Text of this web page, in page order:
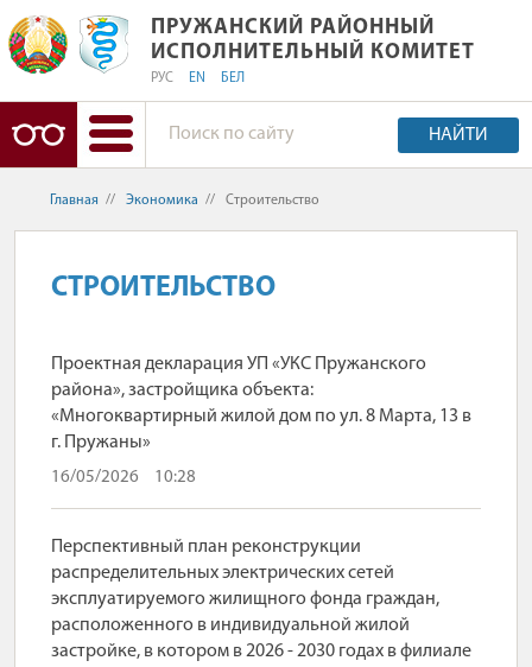
ПРУЖАНСКИЙ РАЙОННЫЙ
ПРУЖАНСКИЙ РАЙОННЫЙ
ИСПОЛНИТЕЛЬНЫЙ КОМИТЕТ
РУС EN БЕЛ
НАЙТИ
Главная // Экономика // Строительство
СТРОИТЕЛЬСТВО
Проектная декларация УП «УКС Пружанского
района», застройщика объекта:
«Многоквартирный жилой дом по ул. 8 Марта, 13 в
г. Пружаны»
16/05/2026 10:28
Перспективный план реконструкции
распределительных электрических сетей
эксплуатируемого жилищного фонда граждан,
расположенного в индивидуальной жилой
застройке, в котором в 2026 - 2030 годах в филиале